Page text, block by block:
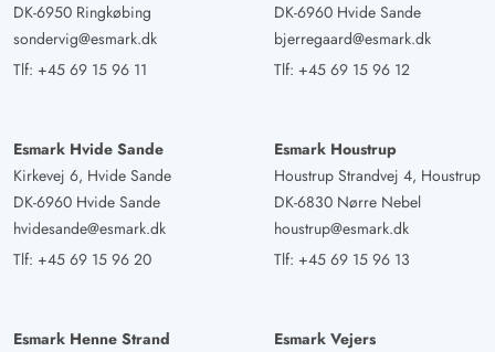
DK-6950 Ringkøbing
sondervig@esmark.dk
Tlf: +45 69 15 96 11
DK-6960 Hvide Sande
bjerregaard@esmark.dk
Tlf: +45 69 15 96 12
Esmark Hvide Sande
Kirkevej 6, Hvide Sande
DK-6960 Hvide Sande
hvidesande@esmark.dk
Tlf: +45 69 15 96 20
Esmark Houstrup
Houstrup Strandvej 4, Houstrup
DK-6830 Nørre Nebel
houstrup@esmark.dk
Tlf: +45 69 15 96 13
Esmark Henne Strand
Esmark Vejers